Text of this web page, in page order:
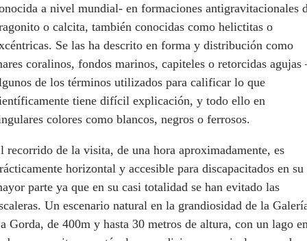
a nivel mundial- en formaciones antigravitacionales
o calcita, también conocidas como helictitas o
Se las ha descrito en forma y distribución como
coralinos, fondos marinos, capiteles o retorcidas agujas
de los términos utilizados para calificar lo que
tiene difícil explicación, y todo ello en
colores como blancos, negros o ferrosos.
recorrido de la visita, de una hora aproximadamente, es
horizontal y accesible para discapacitados en su
parte ya que en su casi totalidad se han evitado las
Un escenario natural en la grandiosidad de la
Gorda, de 400m y hasta 30 metros de altura, con un lago